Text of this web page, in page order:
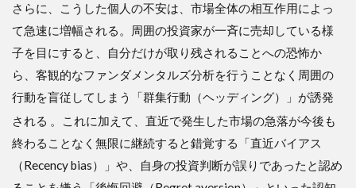
避す
るた
めに
排除
すべ
き非
合理
的な
決定
さらに、こうした個人の不安は、市場全体の相互作用によっ
て急速に増幅される。周囲の投資家が一斉に売却している様
子を目にすると、自分だけが取り残されることへの恐怖か
ら、客観的なファンダメンタルズ分析を行うことなく周囲の
行動を盲従してしまう「群集行動（ヘッディング）」が誘発
される 。これに加えて、直近で発生した市場の急落が今後も
終わることなく無限に継続すると錯覚する「直近バイアス
（Recency bias）」や、自身の投資判断が誤りであったと認め